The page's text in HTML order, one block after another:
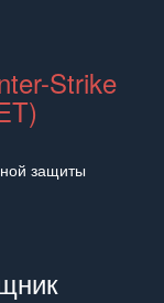
Strike
защиты